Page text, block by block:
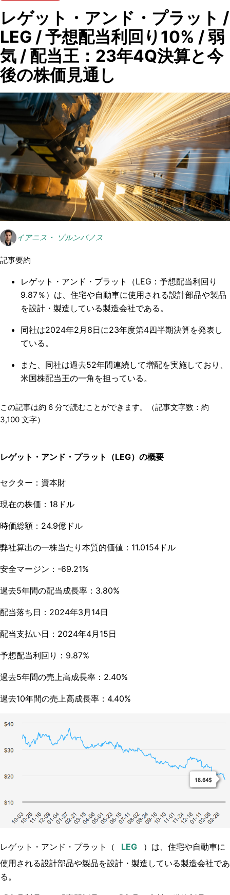
レゲット・アンド・プラット /
LEG / 予想配当利回り10% / 弱
気 / 配当王：23年4Q決算と今
後の株価見通し
イアニス・ ゾルンパノス
記事要約
レゲット・アンド・プラット（LEG：予想配当利回り
9.87％）は、住宅や自動車に使用される設計部品や製品
を設計・製造している製造会社である。
同社は2024年2月8日に23年度第4四半期決算を発表し
ている。
また、同社は過去52年間連続して増配を実施しており、
米国株配当王の一角を担っている。
この記事は約 6 分で読むことができます。（記事文字数：約
3,100 文字）
レゲット・アンド・プラット（LEG） の概要
セクター： 資本財
現在の株価：18ドル
時価総額：24.9億ドル
弊社算出の一株当たり本質的価値：11.0154ドル
安全マージン：-69.21%
過去5年間の配当成長率：3.80%
配当落ち日：2024年3月14日
配当支払い日：2024年4月15日
予想配当利回り：9.87%
過去5年間の売上高成長率：2.40%
過去10年間の売上高成長率：4.40%
レゲット・アンド・プラット（
）は、住宅や自動車に
使用される設計部品や製品を設計・製造している製造会社であ
る。